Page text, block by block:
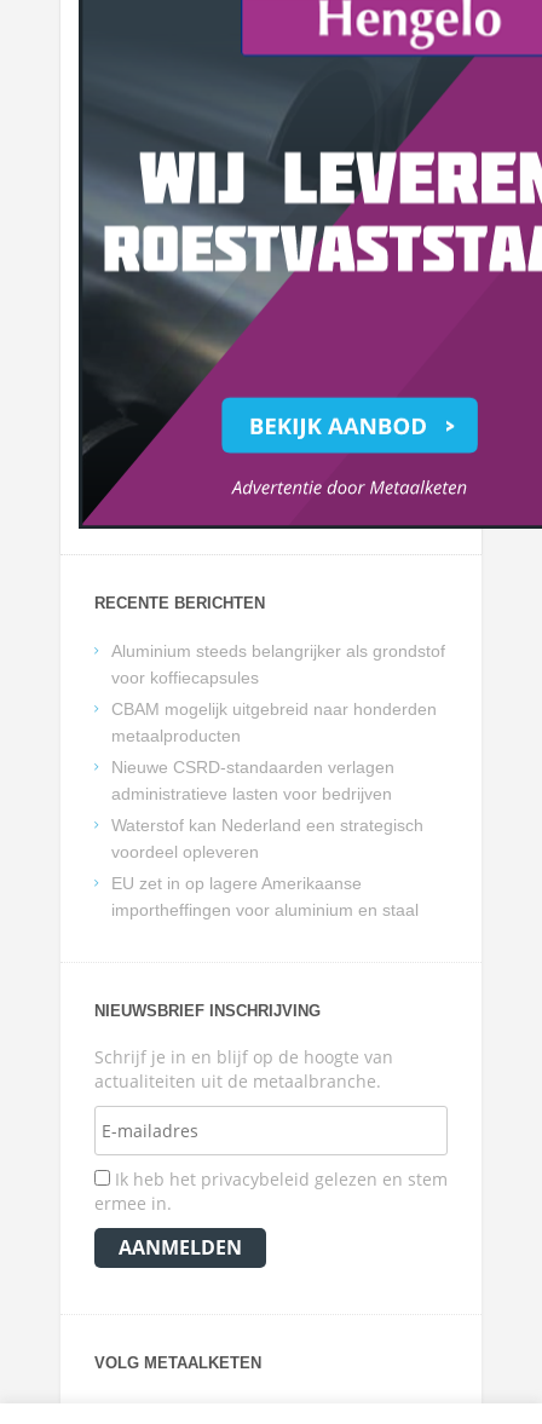
RECENTE BERICHTEN
Aluminium steeds belangrijker als grondstof
voor koffiecapsules
CBAM mogelijk uitgebreid naar honderden
metaalproducten
Nieuwe CSRD-standaarden verlagen
administratieve lasten voor bedrijven
Waterstof kan Nederland een strategisch
voordeel opleveren
EU zet in op lagere Amerikaanse
importheffingen voor aluminium en staal
NIEUWSBRIEF INSCHRIJVING
Schrijf je in en blijf op de hoogte van
actualiteiten uit de metaalbranche.
Ik heb het privacybeleid gelezen en stem
ermee in.
VOLG METAALKETEN